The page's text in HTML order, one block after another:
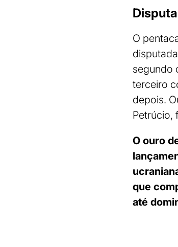
Disputa
O
segundo
terceiro
depois.
Petrúcio,
O ouro
que
até